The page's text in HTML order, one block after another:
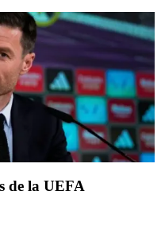
de la UEFA